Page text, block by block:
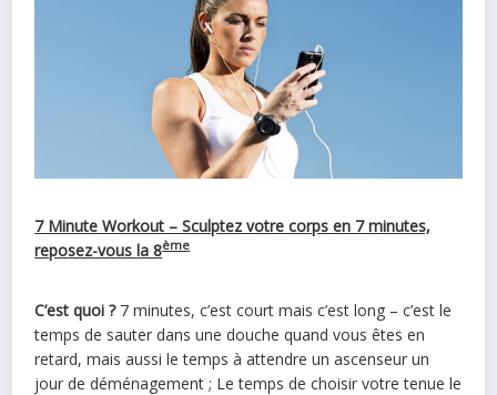
7 Minute Workout – Sculptez votre corps en 7 minutes,
reposez-vous la 8ème
C’est quoi ?7 minutes, c’est court mais c’est long – c’est le
temps de sauter dans une douche quand vous êtes en
retard, mais aussi le temps à attendre un ascenseur un
jour de déménagement ; Le temps de choisir votre tenue le